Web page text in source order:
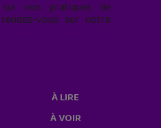
nos pratiques de
vous sur notre
À LIRE
À VOIR